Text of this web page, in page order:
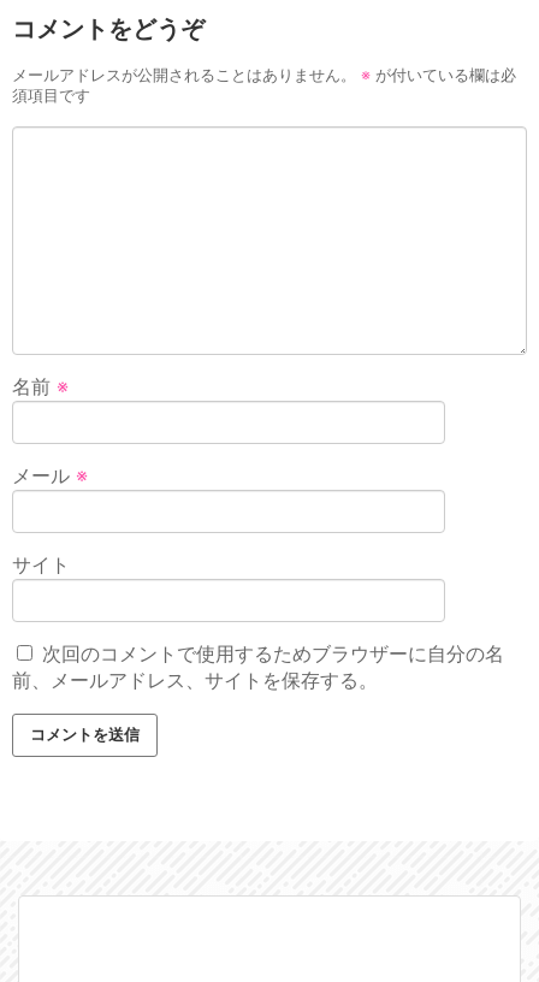
コメントをどうぞ
メールアドレスが公開されることはありません。 ※ が付いている欄は必
須項目です
名前 ※
メール ※
サイト
次回のコメントで使用するためブラウザーに自分の名
前、メールアドレス、サイトを保存する。